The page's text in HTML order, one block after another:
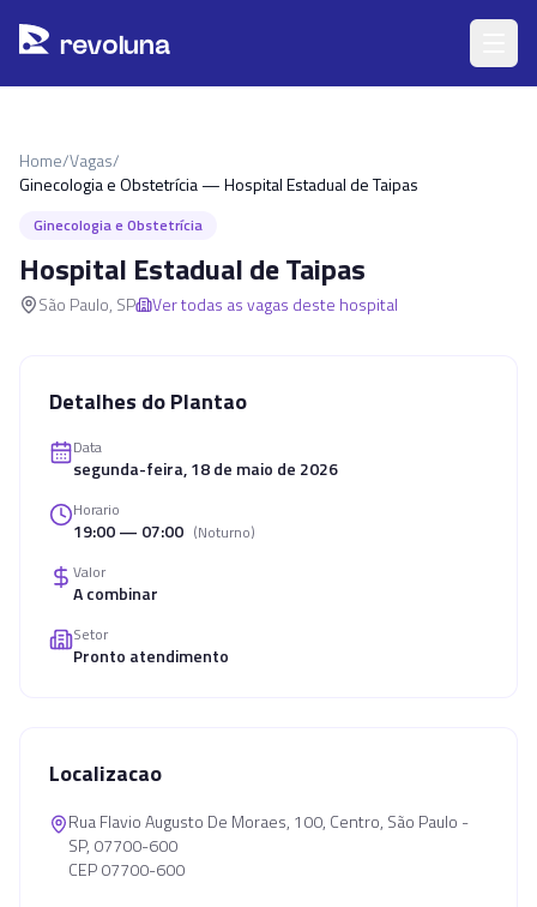
revoluna
Home/Vagas/
Ginecologia e Obstetrícia — Hospital Estadual de Taipas
Ginecologia e Obstetrícia
Hospital Estadual de Taipas
São Paulo, SP Ver todas as vagas deste hospital
Detalhes do Plantao
Data
segunda-feira, 18 de maio de 2026
Horario
19:00 — 07:00 (Noturno)
Valor
A combinar
Setor
Pronto atendimento
Localizacao
Rua Flavio Augusto De Moraes, 100, Centro, São Paulo -
SP, 07700-600
CEP 07700-600